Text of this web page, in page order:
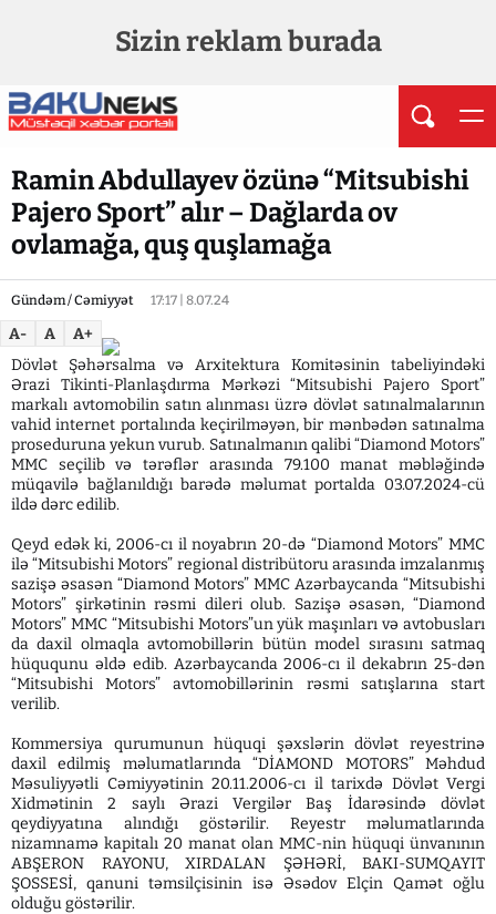
Sizin reklam burada
Ramin Abdullayev özünə “Mitsubishi
Pajero Sport” alır – Dağlarda ov
ovlamağa, quş quşlamağa
Gündəm / Cəmiyyət 17:17 | 8.07.24
A- A
A+
Dövlət Şəhərsalma və Arxitektura Komitəsinin tabeliyindəki
Ərazi Tikinti-Planlaşdırma Mərkəzi “Mitsubishi Pajero Sport”
markalı avtomobilin satın alınması üzrə dövlət satınalmalarının
vahid internet portalında keçirilməyən, bir mənbədən satınalma
proseduruna yekun vurub. Satınalmanın qalibi “Diamond Motors”
MMC seçilib və tərəflər arasında 79.100 manat məbləğində
müqavilə bağlanıldığı barədə məlumat portalda 03.07.2024-cü
ildə dərc edilib.
Qeyd edək ki, 2006-cı il noyabrın 20-də “Diamond Motors” MMC
ilə “Mitsubishi Motors” regional distribütoru arasında imzalanmış
sazişə əsasən “Diamond Motors” MMC Azərbaycanda “Mitsubishi
Motors” şirkətinin rəsmi dileri olub. Sazişə əsasən, “Diamond
Motors” MMC “Mitsubishi Motors”un yük maşınları və avtobusları
da daxil olmaqla avtomobillərin bütün model sırasını satmaq
hüququnu əldə edib. Azərbaycanda 2006-cı il dekabrın 25-dən
“Mitsubishi Motors” avtomobillərinin rəsmi satışlarına start
verilib.
Kommersiya qurumunun hüquqi şəxslərin dövlət reyestrinə
daxil edilmiş məlumatlarında “DİAMOND MOTORS” Məhdud
Məsuliyyətli Cəmiyyətinin 20.11.2006-cı il tarixdə Dövlət Vergi
Xidmətinin 2 saylı Ərazi Vergilər Baş İdarəsində dövlət
qeydiyyatına alındığı göstərilir. Reyestr məlumatlarında
nizamnamə kapitalı 20 manat olan MMC-nin hüquqi ünvanının
ABŞERON RAYONU, XIRDALAN ŞƏHƏRİ, BAKI-SUMQAYIT
ŞOSSESİ, qanuni təmsilçisinin isə Əsədov Elçin Qamət oğlu
olduğu göstərilir.